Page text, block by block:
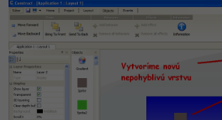
Best practices
Databázový analytik
Copywriter
WordPress specialista
Návrh SW -80%
Algoritmy
Umělá inteligence (AI)